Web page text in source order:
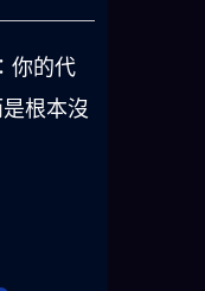
你的代
根本沒